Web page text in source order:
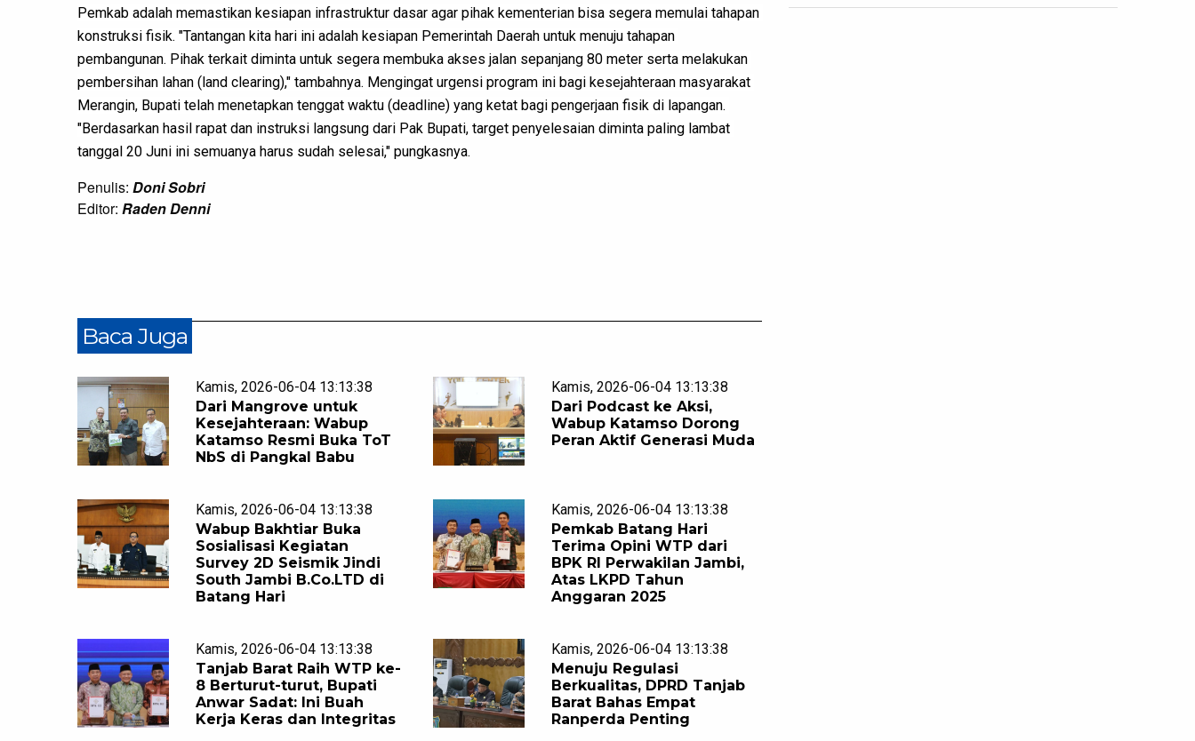
Pemkab adalah memastikan kesiapan infrastruktur dasar agar pihak kementerian bisa segera memulai tahapan
konstruksi fisik. "Tantangan kita hari ini adalah kesiapan Pemerintah Daerah untuk menuju tahapan
pembangunan. Pihak terkait diminta untuk segera membuka akses jalan sepanjang 80 meter serta melakukan
pembersihan lahan (land clearing)," tambahnya. Mengingat urgensi program ini bagi kesejahteraan masyarakat
Merangin, Bupati telah menetapkan tenggat waktu (deadline) yang ketat bagi pengerjaan fisik di lapangan.
"Berdasarkan hasil rapat dan instruksi langsung dari Pak Bupati, target penyelesaian diminta paling lambat
tanggal 20 Juni ini semuanya harus sudah selesai," pungkasnya.
Penulis: Doni Sobri
Editor: Raden Denni
Baca Juga
Kamis, 2026-06-04 13:13:38
Dari Mangrove untuk
Kesejahteraan: Wabup
Katamso Resmi Buka ToT
NbS di Pangkal Babu
Kamis, 2026-06-04 13:13:38
Dari Podcast ke Aksi,
Wabup Katamso Dorong
Peran Aktif Generasi Muda
Kamis, 2026-06-04 13:13:38
Wabup Bakhtiar Buka
Sosialisasi Kegiatan
Survey 2D Seismik Jindi
South Jambi B.Co.LTD di
Batang Hari
Kamis, 2026-06-04 13:13:38
Pemkab Batang Hari
Terima Opini WTP dari
BPK RI Perwakilan Jambi,
Atas LKPD Tahun
Anggaran 2025
Kamis, 2026-06-04 13:13:38
Tanjab Barat Raih WTP ke-
8 Berturut-turut, Bupati
Anwar Sadat: Ini Buah
Kerja Keras dan Integritas
Kamis, 2026-06-04 13:13:38
Menuju Regulasi
Berkualitas, DPRD Tanjab
Barat Bahas Empat
Ranperda Penting